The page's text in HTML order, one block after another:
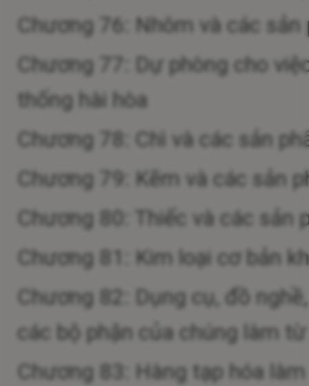
Chương 76: Nhôm và các
Chương 77: Dự phòng cho
thống hài hòa
Chương 78: Chì và các sản
Chương 79: Kẽm và các sản
Chương 80: Thiếc và các sản
Chương 81: Kim loại cơ bản
Chương 82: Dụng cụ, đồ
các bộ phận của chúng làm
Chương 83: Hàng tạp hóa